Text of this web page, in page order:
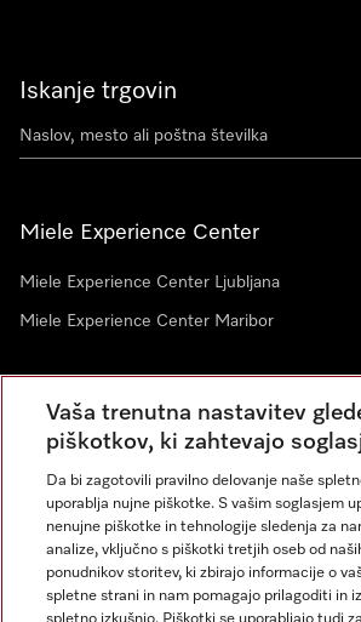
Iskanje trgovin
Miele Experience Center
Miele Experience Center Ljubljana
Miele Experience Center Maribor
Novice
Vaša trenutna nastavitev
piškotkov, ki zahtevajo
Da bi zagotovili pravilno delovanje naše
uporablja nujne piškotke. S vašim soglasjem
nenujne piškotke in tehnologije sledenja za
analize, vključno s piškotki tretjih oseb od
ponudnikov storitev, ki zbirajo informacije o
spletne strani in nam pomagajo prilagoditi in